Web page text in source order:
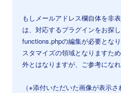
もしメールアドレス欄自体を非
は、対応するプラグインをお探し
functions.phpの編集が必要とな
スタマイズの領域となりますた
外とはなりますが、ご参考になれ
（※添付いただいた画像が表示